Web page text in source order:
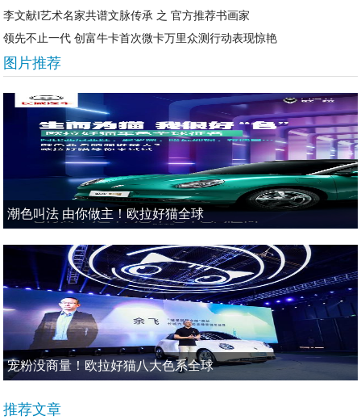
李文献‖艺术名家共谱文脉传承 之 官方推荐书画家
领先不止一代 创富牛卡首次微卡万里众测行动表现惊艳
图片推荐
潮色叫法 由你做主！欧拉好猫全球
宠粉没商量！欧拉好猫八大色系全球
推荐文章